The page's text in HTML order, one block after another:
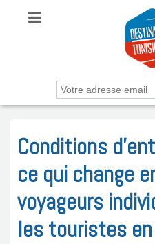
Conditions
ce qui change
voyageurs
les touristes